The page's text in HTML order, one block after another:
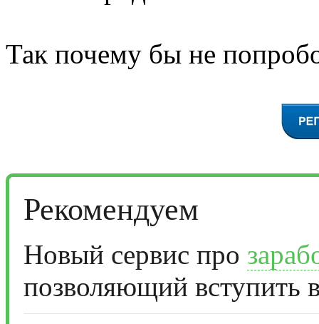
Так почему бы не
Рекомендуем
Новый сервис про
позволяющий вступить